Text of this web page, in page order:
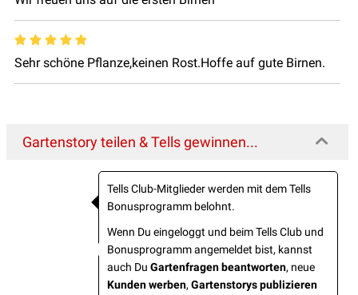
Sehr schöne Pflanze,keinen Rost.Hoffe auf gute Birnen.
Gartenstory teilen & Tells gewinnen...
Tells Club-Mitglieder werden mit dem Tells
Bonusprogramm belohnt.
Wenn Du eingeloggt und beim Tells Club und
Bonusprogramm angemeldet bist, kannst
auch Du Gartenfragen beantworten, neue
Kunden werben, Gartenstorys publizieren